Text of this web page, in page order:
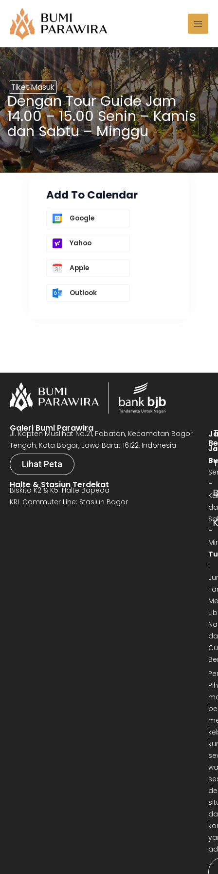
konten
Tiket Masuk
Dengan Tour Guide Jam
14.00 – 15.00 Senin – Kamis
dan Sabtu – Minggu
Add To Calendar
Google
Yahoo
Apple
Outlook
Galeri Bumi Parawira
Jl. Kapten Muslihat No.21, Pabaton, Kecamatan Bogor
Tengah, Kota Bogor, Jawa Barat 16122, Indonesia
Lihat Peta
Halte & Stasiun Terdekat
Biskita K2 & K5: Halte Bapeda
KRL Commuter Line: Stasiun Bogor
–
–
: